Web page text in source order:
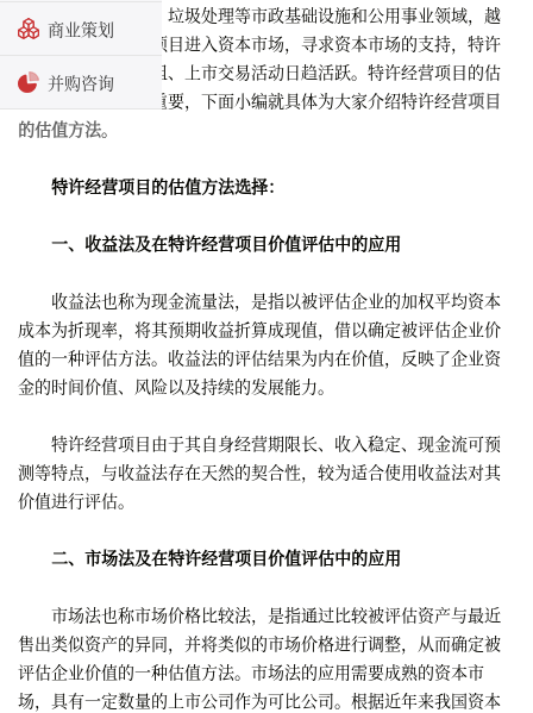
商业策划
并购咨询
共交通、污水处理、垃圾处理等市政基础设施和公用事业领域，越
来越多的特许经营项目进入资本市场，寻求资本市场的支持，特许
经营项目并购、重组、上市交易活动日趋活跃。特许经营项目的估
值方法就显得至关重要，下面小编就具体为大家介绍特许经营项目
的估值方法。
特许经营项目的估值方法选择：
一、收益法及在特许经营项目价值评估中的应用
收益法也称为现金流量法，是指以被评估企业的加权平均资本
成本为折现率，将其预期收益折算成现值，借以确定被评估企业价
值的一种评估方法。收益法的评估结果为内在价值，反映了企业资
金的时间价值、风险以及持续的发展能力。
特许经营项目由于其自身经营期限长、收入稳定、现金流可预
测等特点，与收益法存在天然的契合性，较为适合使用收益法对其
价值进行评估。
二、市场法及在特许经营项目价值评估中的应用
市场法也称市场价格比较法，是指通过比较被评估资产与最近
售出类似资产的异同，并将类似的市场价格进行调整，从而确定被
评估企业价值的一种估值方法。市场法的应用需要成熟的资本市
场，具有一定数量的上市公司作为可比公司。根据近年来我国资本